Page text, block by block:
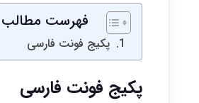
فهرست مطالب
پکیج فونت فارسی
پکیج فونت فارسی